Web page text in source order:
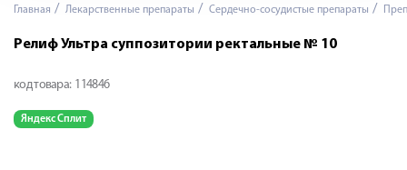
Главная Лекарственные препараты Сердечно-сосудистые препараты
Релиф Ультра суппозитории ректальные № 10
код товара: 114846
Яндекс Сплит